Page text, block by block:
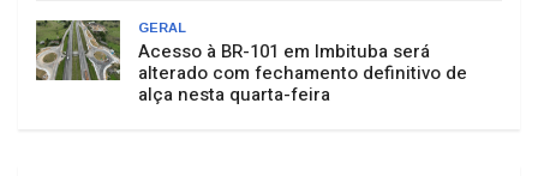
GERAL
Acesso à BR-101 em Imbituba será
alterado com fechamento definitivo de
alça nesta quarta-feira